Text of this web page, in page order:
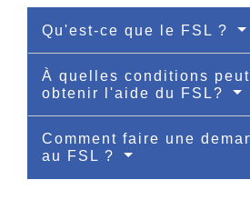
Qu'est-ce que le FSL ?
À quelles conditions
obtenir l'aide du FSL?
Comment faire une
au FSL ?